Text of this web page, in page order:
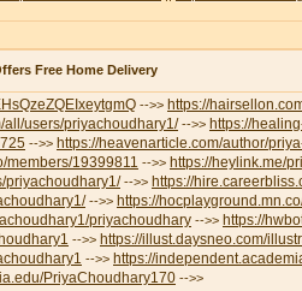
Free Home Delivery
-->> https://
all/users/priyachoudhary1/-->> https://
-->> https://heavenarticle.com/author/
members/19399811 -->> https://heylink.me/
priyachoudhary1/-->> https://
-->> https://
priyachoudhary -->> https://
-->> https://illust.daysneo.com/
-->> https://
PriyaChoudhary170 -->>